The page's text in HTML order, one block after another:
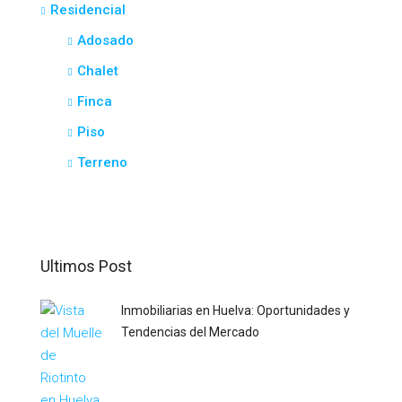
Residencial
Adosado
Chalet
Finca
Piso
Terreno
Ultimos Post
Inmobiliarias en Huelva: Oportunidades y
Tendencias del Mercado